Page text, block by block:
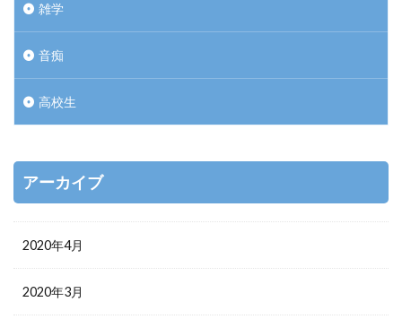
雑学
音痴
高校生
アーカイブ
2020年4月
2020年3月